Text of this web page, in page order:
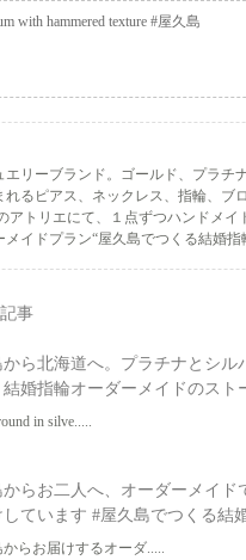
with hammered texture #屋久島
リーブランド。ゴールド、プラチ
れるピアス、ネックレス、指輪、ブ
アトリエにて、１点ずつハンドメイ
イドプラン“屋久島でつくる結婚指
事
から北海道へ。プラチナとシル
結婚指輪オーダーメイドのスト
in silve.....
からお二人へ、オーダーメイド
しています #屋久島でつくる結
らお届けするオーダ.....